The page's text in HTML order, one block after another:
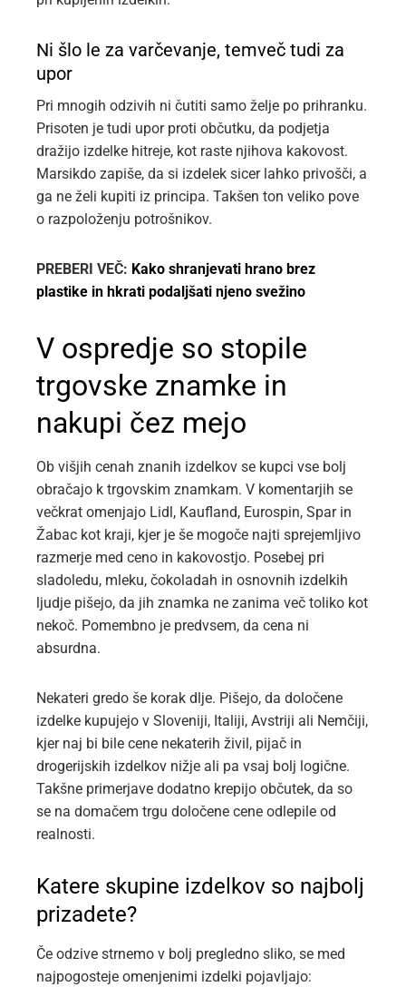
Ni šlo le za varčevanje, temveč tudi za
upor
Pri mnogih odzivih ni čutiti samo želje po prihranku.
Prisoten je tudi upor proti občutku, da podjetja
dražijo izdelke hitreje, kot raste njihova kakovost.
Marsikdo zapiše, da si izdelek sicer lahko privošči, a
ga ne želi kupiti iz principa. Takšen ton veliko pove
o razpoloženju potrošnikov.
PREBERI VEČ: Kako shranjevati hrano brez
plastike in hkrati podaljšati njeno svežino
V ospredje so stopile
trgovske znamke in
nakupi čez mejo
Ob višjih cenah znanih izdelkov se kupci vse bolj
obračajo k trgovskim znamkam. V komentarjih se
večkrat omenjajo Lidl, Kaufland, Eurospin, Spar in
Žabac kot kraji, kjer je še mogoče najti sprejemljivo
razmerje med ceno in kakovostjo. Posebej pri
sladoledu, mleku, čokoladah in osnovnih izdelkih
ljudje pišejo, da jih znamka ne zanima več toliko kot
nekoč. Pomembno je predvsem, da cena ni
absurdna.
Nekateri gredo še korak dlje. Pišejo, da določene
izdelke kupujejo v Sloveniji, Italiji, Avstriji ali Nemčiji,
kjer naj bi bile cene nekaterih živil, pijač in
drogerijskih izdelkov nižje ali pa vsaj bolj logične.
Takšne primerjave dodatno krepijo občutek, da so
se na domačem trgu določene cene odlepile od
realnosti.
Katere skupine izdelkov so najbolj
prizadete?
Če odzive strnemo v bolj pregledno sliko, se med
najpogosteje omenjenimi izdelki pojavljajo: